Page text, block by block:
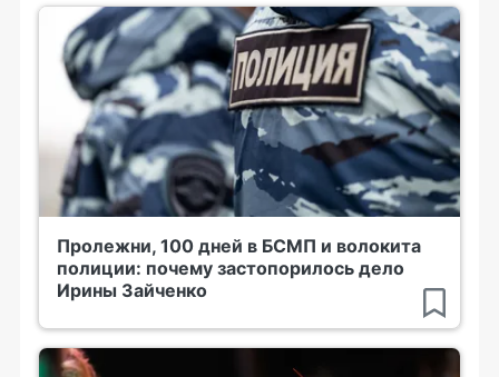
Пролежни, 100 дней в БСМП и волокита
полиции: почему застопорилось дело
Ирины Зайченко